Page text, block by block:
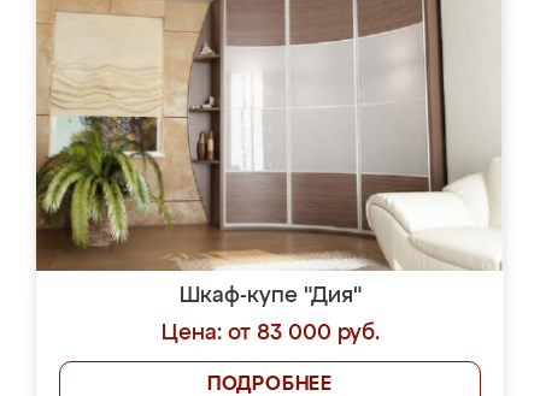
Шкаф-купе "Дия"
Цена: от 83 000 руб.
ПОДРОБНЕЕ